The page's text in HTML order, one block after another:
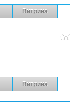
Витрина
Витрина